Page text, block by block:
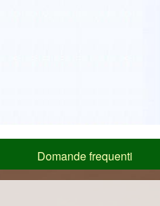
Domande frequenti